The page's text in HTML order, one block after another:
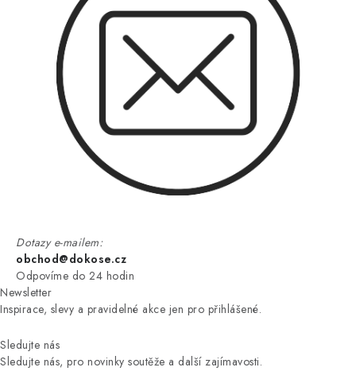
Dotazy e-mailem:
obchod@dokose.cz
Odpovíme do 24 hodin
Newsletter
Inspirace, slevy a pravidelné akce jen pro přihlášené.
Sledujte nás
Sledujte nás, pro novinky soutěže a další zajímavosti.